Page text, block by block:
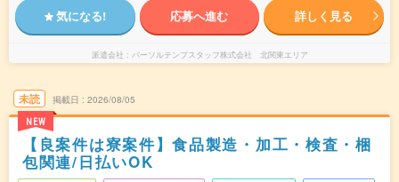
気になる! 応募へ進む 詳しく見る
派遣会社 パーソルテンプスタッフ株式会社 北関東エリア
未読
NEW
掲載日 2026/08/05
【良案件は寮案件】食品製造・加工・検査・梱
包関連/日払いOK